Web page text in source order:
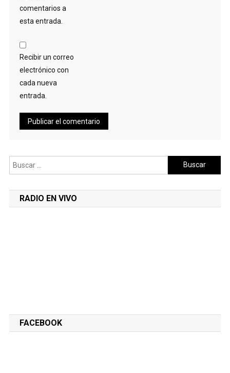
comentarios a
esta entrada.
Recibir un correo
electrónico con
cada nueva
entrada.
Buscar:
RADIO EN VIVO
FACEBOOK